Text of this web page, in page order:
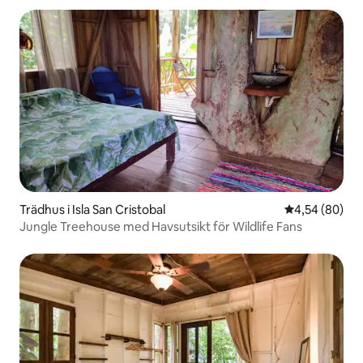
Trädhus i Isla San Cristobal 4,54 av 5 i
4,54 (80)
Jungle Treehouse med Havsutsikt för Wildlife Fans